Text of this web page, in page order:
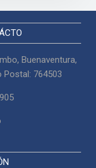
Buenaventura,
Postal: 764503